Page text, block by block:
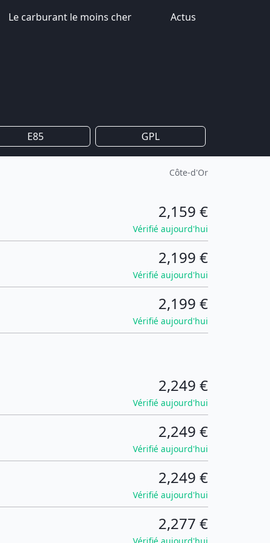
Le carburant le moins cher Actus
E85 GPL
Côte-d'Or
2,159 €
Vérifié aujourd'hui
2,199 €
Vérifié aujourd'hui
2,199 €
Vérifié aujourd'hui
2,249 €
Vérifié aujourd'hui
2,249 €
Vérifié aujourd'hui
2,249 €
Vérifié aujourd'hui
2,277 €